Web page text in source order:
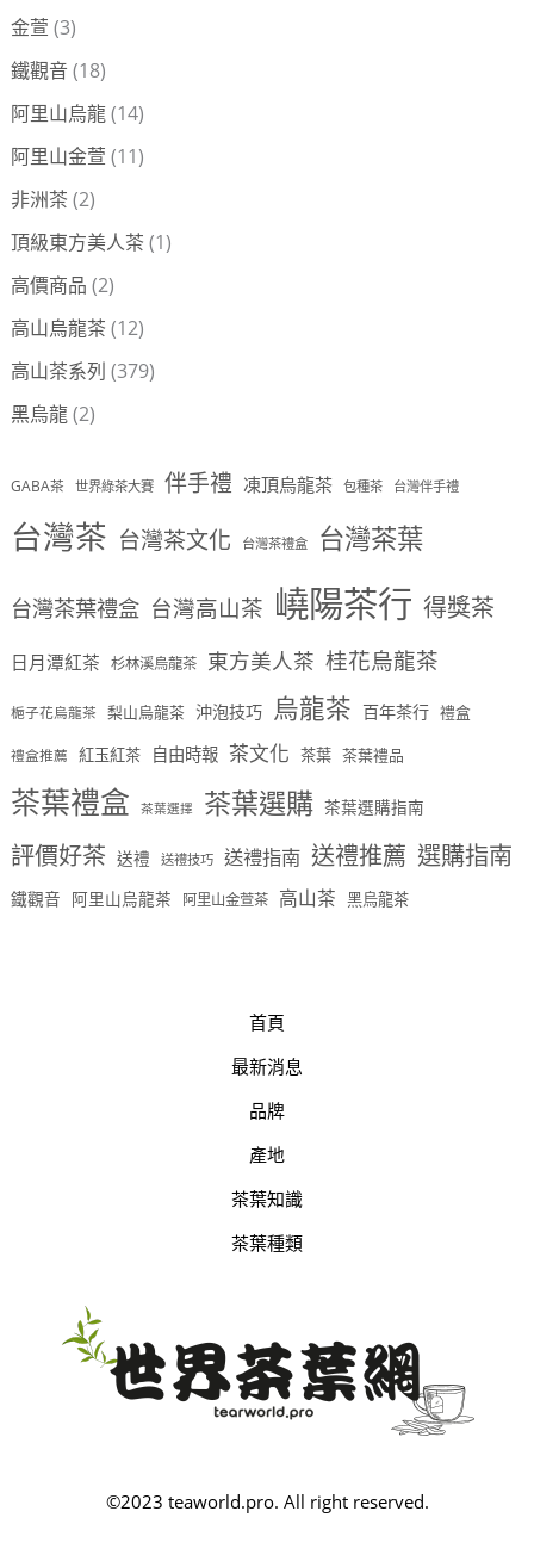
金萱 (3)
鐵觀音 (18)
阿里山烏龍(14)
阿里山金萱 (11)
非洲茶 (2)
頂級東方美人茶 (1)
高價商品 (2)
高山烏龍茶 (12)
高山茶系列 (379)
黑烏龍(2)
GABA茶 世界綠茶大賽 伴手禮 凍頂烏龍茶 包種茶 台灣伴手禮
台灣茶 台灣茶文化 台灣茶禮盒 台灣茶葉
台灣茶葉禮盒 台灣高山茶 嶢陽茶行 得獎茶
日月潭紅茶 杉林溪烏龍茶 東方美人茶 桂花烏龍茶
梔子花烏龍茶 梨山烏龍茶 沖泡技巧 烏龍茶 百年茶行 禮盒
禮盒推薦 紅玉紅茶 自由時報 茶文化 茶葉 茶葉禮品
茶葉禮盒 茶葉選擇 茶葉選購 茶葉選購指南
評價好茶 送禮 送禮技巧 送禮指南 送禮推薦 選購指南
鐵觀音 阿里山烏龍茶 阿里山金萱茶 高山茶 黑烏龍茶
首頁
最新消息
品牌
產地
茶葉知識
茶葉種類
©2023 teaworld.pro. All right reserved.